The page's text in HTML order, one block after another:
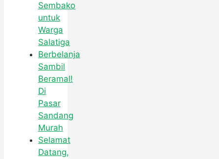
Sembako
untuk
Warga
Salatiga
Berbelanja
Sambil
Beramal!
Di
Pasar
Sandang
Murah
Selamat
Datang,